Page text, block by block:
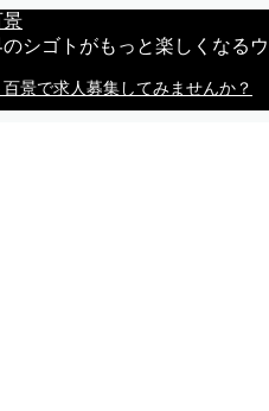
シゴトがもっと楽しくなる
景で求人募集してみませんか？